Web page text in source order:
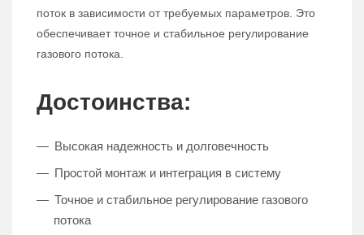
поток в зависимости от требуемых параметров. Это
обеспечивает точное и стабильное регулирование
газового потока.
Достоинства:
Высокая надежность и долговечность
Простой монтаж и интеграция в систему
Точное и стабильное регулирование газового
потока